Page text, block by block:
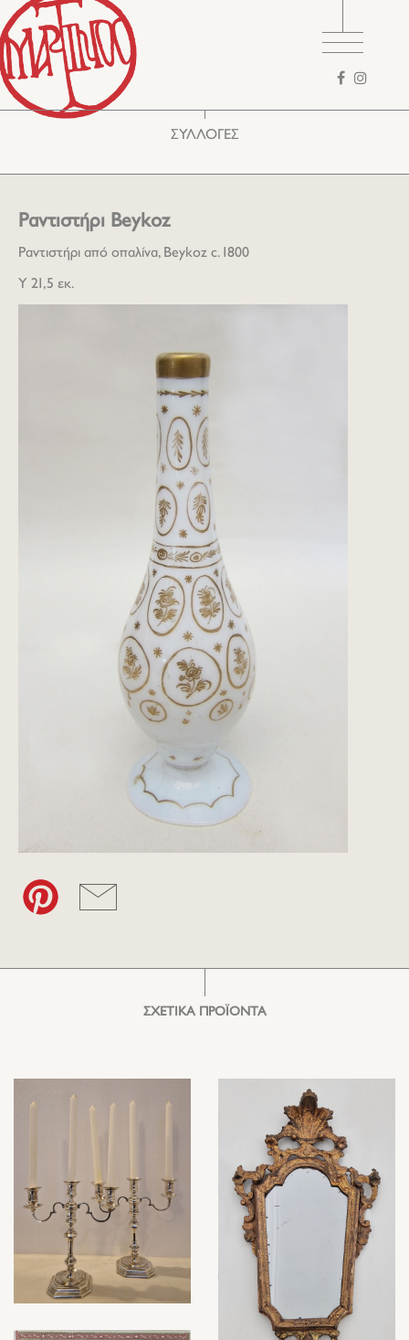
αναζήτησης
ΣΥΛΛΟΓΕΣ
Ραντιστήρι Beykoz
Ραντιστήρι από οπαλίνα, Beykoz c. 1800
Υ 21,5 εκ.
ΣΧΕΤΙΚΑ ΠΡΟΪΟΝΤΑ